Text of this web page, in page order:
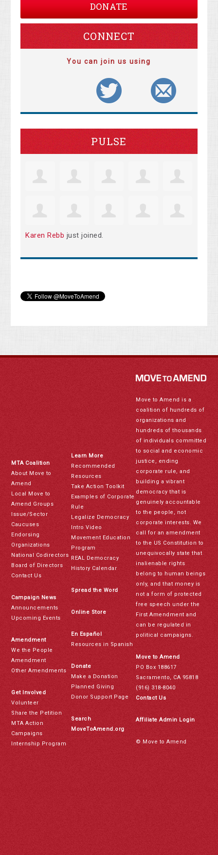
DONATE
CONNECT
You can join us using
PULSE
Karen Rebb just joined.
MTA Coalition
About Move to
Amend
Local Move to
Amend Groups
Issue/Sector
Caucuses
Endorsing
Organizations
National Codirectors
Board of Directors
Contact Us
Campaign News
Announcements
Upcoming Events
Amendment
We the People
Amendment
Other Amendments
Get Involved
Volunteer
Share the Petition
MTA Action
Campaigns
Internship Program
Learn More
Recommended
Resources
Take Action Toolkit
Examples of Corporate
Rule
Legalize Democracy
Intro Video
Movement Education
Program
REAL Democracy
History Calendar
Spread the Word
Online Store
En Español
Resources in Spanish
Donate
Make a Donation
Planned Giving
Donor Support Page
Search
MoveToAmend.org
Move to Amend is a
coalition of hundreds of
organizations and
hundreds of thousands
of individuals committed
to social and economic
justice, ending
corporate rule, and
building a vibrant
democracy that is
genuinely accountable
to the people, not
corporate interests. We
call for an amendment
to the US Constitution to
unequivocally state that
inalienable rights
belong to human beings
only, and that money is
not a form of protected
free speech under the
First Amendment and
can be regulated in
political campaigns.
Move to Amend
PO Box 188617
Sacramento, CA 95818
(916) 318-8040
Contact Us
Affiliate Admin Login
© Move to Amend